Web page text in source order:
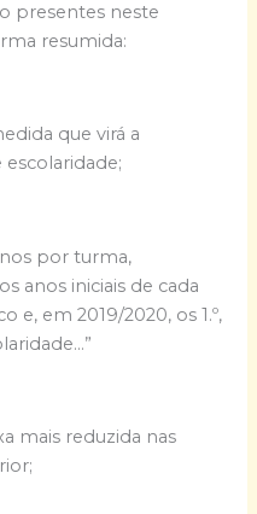
presentes neste
resumida:
que virá a
escolaridade;
por turma,
anos iniciais de cada
e, em 2019/2020, os 1.º,
mais reduzida nas